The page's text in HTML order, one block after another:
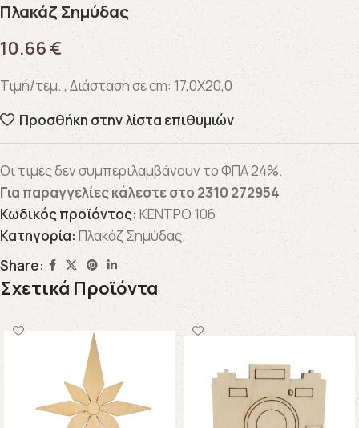
Πλακάζ Σημύδας
10.66€
Τιμή/τεμ. , Διάσταση σε cm: 17,0X20,0
Προσθήκη στην λίστα επιθυμιών
Οι τιμές δεν συμπεριλαμβάνουν το ΦΠΑ 24%.
Για παραγγελίες κάλεστε στο 2310 272954
Κωδικός προϊόντος: ΚΕΝΤΡΟ 106
Κατηγορία:Πλακάζ Σημύδας
Share:
Σχετικά Προϊόντα